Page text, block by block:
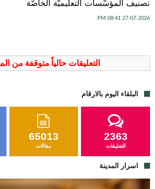
تصنيف المؤسَّسات التعليميَّة الخاصَّة
27-07-2026 08:41 PM
التعليقات حالياً متوقفة من
البلقاء اليوم بالارقام
65013
مقالات
2363
التعليقات
اسرار المدينة